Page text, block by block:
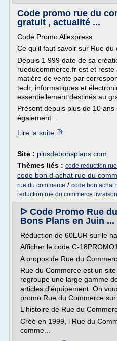
Code promo rue du
gratuit , actualité ...
Code Promo Aliexpress
Ce qu'il faut savoir sur Rue du
Depuis 1 999 date de sa
rueducommerce.fr est et
matière de vente par
tech, informatiques et
essentiellement destinés au
Présent depuis plus de 10
également...
Lire la suite
Site : plusdebonsplans.com
Thèmes liés : code reduction
code bon d achat rue du
rue du commerce / code bon achat
reduction rue du commerce livraison
ᐅ Code Promo Rue
Bons Plans en Juin ...
Réduction de 60EUR sur le
Afficher le code C-
A propos de Rue du
Rue du Commerce est un
regroupe une large gamme
articles d'équipement. On
promo Rue du Commerce
L'histoire de Rue du
Créé en 1999, l Rue du
comme...